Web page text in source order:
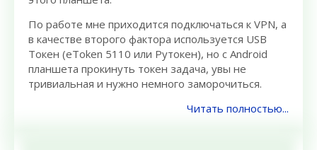
По работе мне приходится подключаться к VPN, а
в качестве второго фактора используется USB
Токен (eToken 5110 или Рутокен), но с Android
планшета прокинуть токен задача, увы не
тривиальная и нужно немного заморочиться.
Читать полностью...